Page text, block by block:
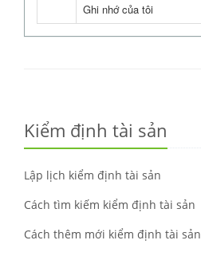
Ghi nhớ của tôi
Kiểm định tài sản
Lập lịch kiểm định tài sản
Cách tìm kiếm kiểm định tài sản
Cách thêm mới kiểm định tài sản